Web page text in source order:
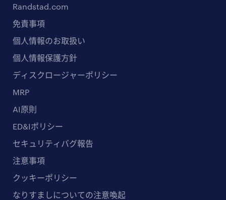
Randstad.com
免責事項
個人情報のお取扱い
個人情報保護方針
ディスクロージャーポリシー
MRP
AI原則
ED&Iポリシー
セキュリティバグ報告
注意事項
クッキーポリシー
なりすましについての注意喚起